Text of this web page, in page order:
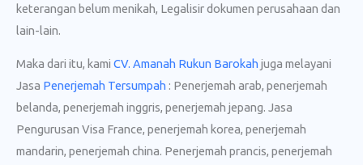
keterangan belum menikah, Legalisir dokumen perusahaan dan
lain-lain.
Maka dari itu, kami CV. Amanah Rukun Barokah juga melayani
Jasa Penerjemah Tersumpah : Penerjemah arab, penerjemah
belanda, penerjemah inggris, penerjemah jepang. Jasa
Pengurusan Visa France, penerjemah korea, penerjemah
mandarin, penerjemah china. Penerjemah prancis, penerjemah